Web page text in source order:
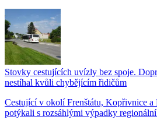
Stovky cestujících uvízly bez spoje.
nestíhal kvůli chybějícím řidičům
Cestující v okolí Frenštátu, Kopřivnice a
potýkali s rozsáhlými výpadky